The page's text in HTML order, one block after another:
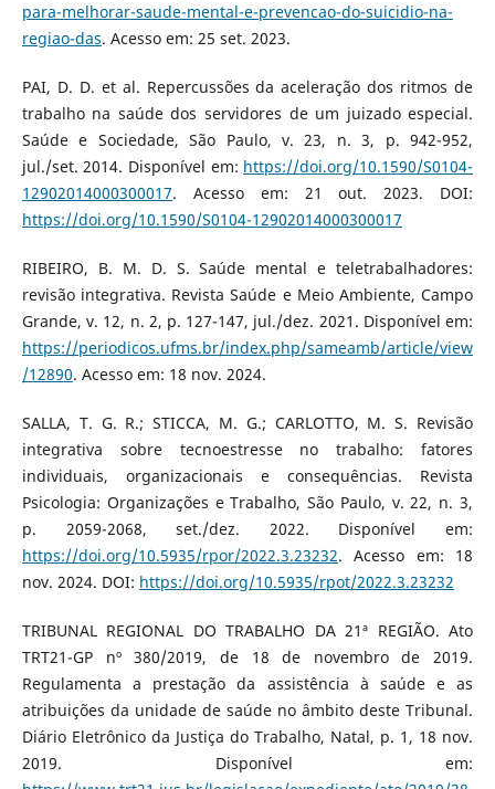
para-melhorar-saude-mental-e-prevencao-do-suicidio-na-
regiao-das. Acesso em: 25 set. 2023.
PAI, D. D. et al. Repercussões da aceleração dos ritmos de
trabalho na saúde dos servidores de um juizado especial.
Saúde e Sociedade, São Paulo, v. 23, n. 3, p. 942-952,
jul./set. 2014. Disponível em: https://doi.org/10.1590/S0104-
12902014000300017. Acesso em: 21 out. 2023. DOI:
https://doi.org/10.1590/S0104-12902014000300017
RIBEIRO, B. M. D. S. Saúde mental e teletrabalhadores:
revisão integrativa. Revista Saúde e Meio Ambiente, Campo
Grande, v. 12, n. 2, p. 127-147, jul./dez. 2021. Disponível em:
https://periodicos.ufms.br/index.php/sameamb/article/view
/12890. Acesso em: 18 nov. 2024.
SALLA, T. G. R.; STICCA, M. G.; CARLOTTO, M. S. Revisão
integrativa sobre tecnoestresse no trabalho: fatores
individuais, organizacionais e consequências. Revista
Psicologia: Organizações e Trabalho, São Paulo, v. 22, n. 3,
p. 2059-2068, set./dez. 2022. Disponível em:
https://doi.org/10.5935/rpor/2022.3.23232. Acesso em: 18
nov. 2024. DOI: https://doi.org/10.5935/rpot/2022.3.23232
TRIBUNAL REGIONAL DO TRABALHO DA 21ª REGIÃO. Ato
TRT21-GP nº 380/2019, de 18 de novembro de 2019.
Regulamenta a prestação da assistência à saúde e as
atribuições da unidade de saúde no âmbito deste Tribunal.
Diário Eletrônico da Justiça do Trabalho, Natal, p. 1, 18 nov.
2019. Disponível em: